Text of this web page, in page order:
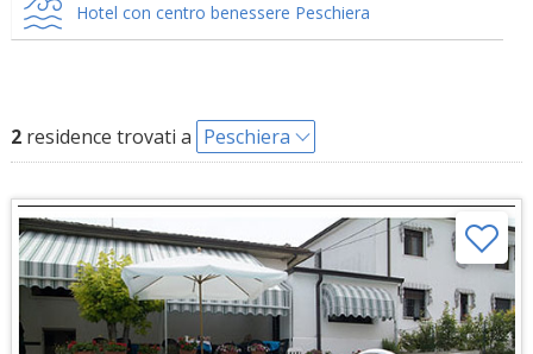
Hotel con centro benessere Peschiera
2residence trovati a Peschiera